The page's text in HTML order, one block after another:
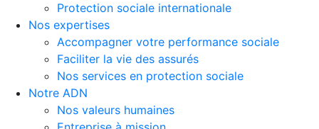
Protection sociale internationale
Nos expertises
Accompagner votre performance sociale
Faciliter la vie des assurés
Nos services en protection sociale
Notre ADN
Nos valeurs humaines